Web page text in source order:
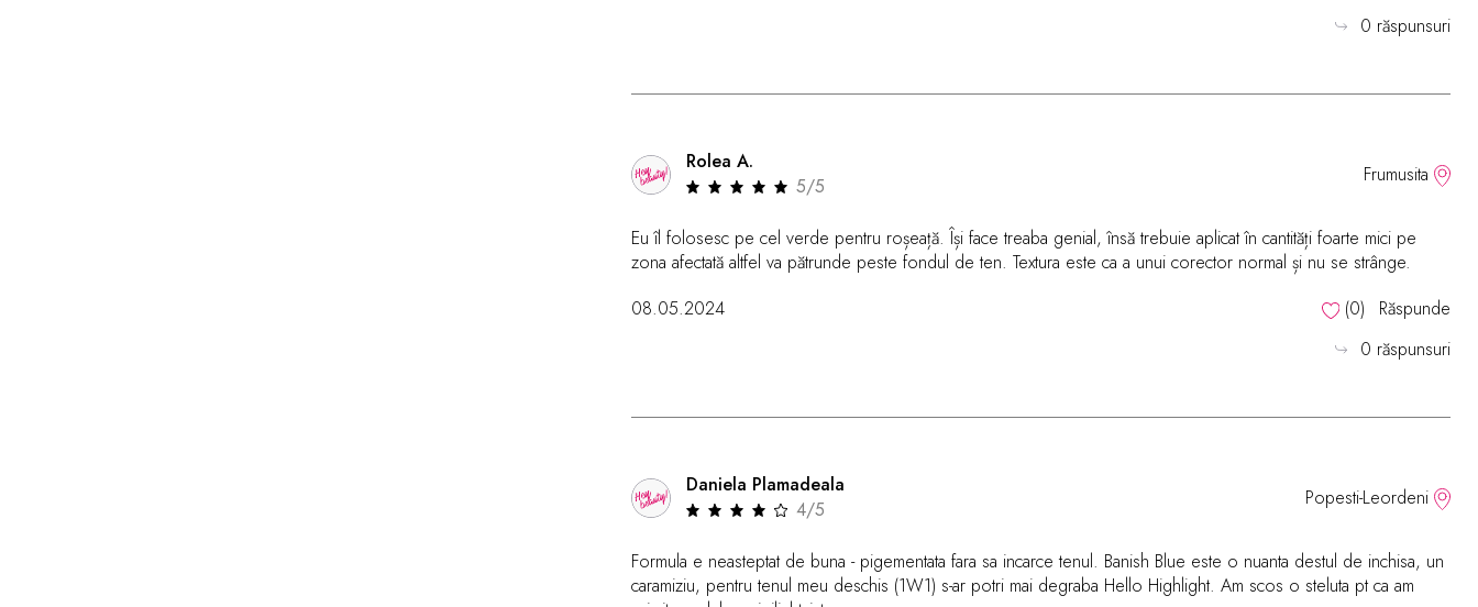
0 răspunsuri
Rolea A.
5/5
Frumusita
Eu îl folosesc pe cel verde pentru roșeață. Își face treaba genial, însă trebuie aplicat în cantități foarte mici pe
zona afectată altfel va pătrunde peste fondul de ten. Textura este ca a unui corector normal și nu se strânge.
08.05.2024
(0)
Răspunde
0 răspunsuri
Daniela Plamadeala
4/5
Popesti-Leordeni
Formula e neasteptat de buna - pigementata fara sa incarce tenul. Banish Blue este o nuanta destul de inchisa, un
caramiziu, pentru tenul meu deschis (1W1) s-ar potri mai degraba Hello Highlight. Am scos o steluta pt ca am